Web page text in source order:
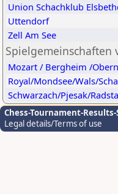
Union Schachklub
Uttendorf
Zell Am See
Spielgemeinschaften
Mozart / Bergheim /
Royal/Mondsee/Wals/
Schwarzach/Pjesak/
Chess-Tournament-
Legal details/Terms of use